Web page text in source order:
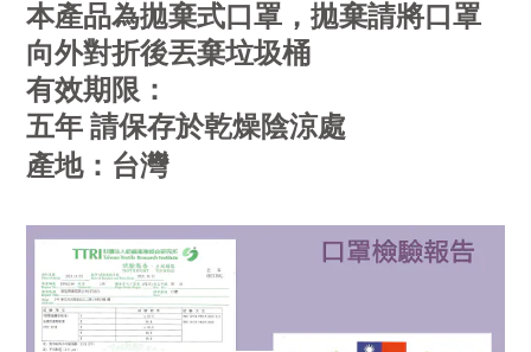
本產品為拋棄式口罩，拋棄請將口罩
向外對折後丟棄垃圾桶
有效期限：
五年 請保存於乾燥陰涼處
產地： 台灣